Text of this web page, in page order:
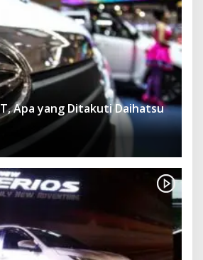
Apa yang Ditakuti Daihatsu